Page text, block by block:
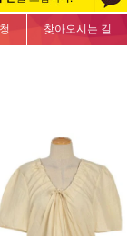
찾아오시는 길